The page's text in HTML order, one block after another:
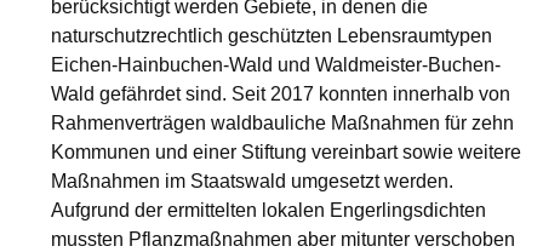
berücksichtigt werden Gebiete, in denen die
naturschutzrechtlich geschützten Lebensraumtypen
Eichen-Hainbuchen-Wald und Waldmeister-Buchen-
Wald gefährdet sind. Seit 2017 konnten innerhalb von
Rahmenverträgen waldbauliche Maßnahmen für zehn
Kommunen und einer Stiftung vereinbart sowie weitere
Maßnahmen im Staatswald umgesetzt werden.
Aufgrund der ermittelten lokalen Engerlingsdichten
mussten Pflanzmaßnahmen aber mitunter verschoben